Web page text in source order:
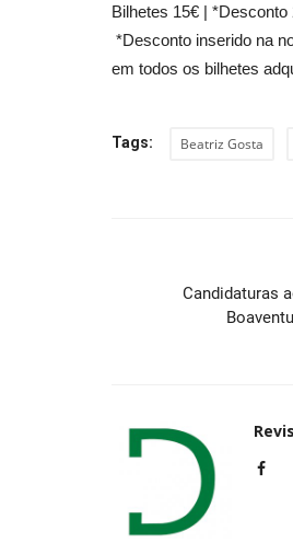
Bilhetes 15€ | *Desconto
*Desconto inserido na
em todos os bilhetes
Tags: Beatriz Gosta
Candidaturas
Cultura